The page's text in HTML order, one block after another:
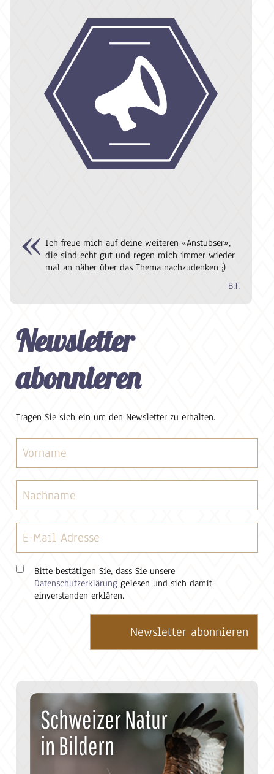
Ich freue mich auf deine weiteren «Anstubser»,
die sind echt gut und regen mich immer wieder
mal an näher über das Thema nachzudenken ;)
B.T.
Newsletter
abonnieren
Tragen Sie sich ein um den Newsletter zu erhalten.
Bitte bestätigen Sie, dass Sie unsere
Datenschutzerklärung gelesen und sich damit
einverstanden erklären.
Schweizer Natur
in Bildern